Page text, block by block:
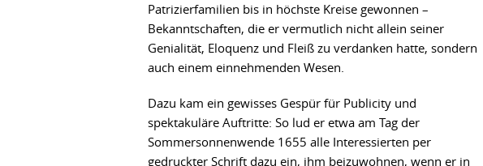
Patrizierfamilien bis in höchste Kreise gewonnen –
Bekanntschaften, die er vermutlich nicht allein seiner
Genialität, Eloquenz und Fleiß zu verdanken hatte, sondern
auch einem einnehmenden Wesen.
Dazu kam ein gewisses Gespür für Publicity und
spektakuläre Auftritte: So lud er etwa am Tag der
Sommersonnenwende 1655 alle Interessierten per
gedruckter Schrift dazu ein, ihm beizuwohnen, wenn er in